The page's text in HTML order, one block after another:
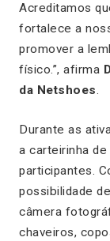
Acreditamos
fortalece a
promover a
físico.”, afirma
da Netshoes.
Durante as
a carteirinha de
participantes.
possibilidade
câmera
chaveiros,